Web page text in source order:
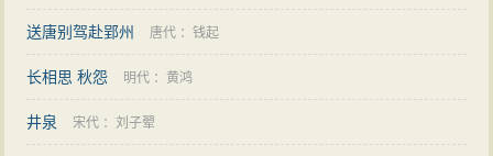
送唐别驾赴郢州 唐代 ：钱起
长相思 秋怨 明代 ：黄鸿
井泉 宋代 ：刘子翚